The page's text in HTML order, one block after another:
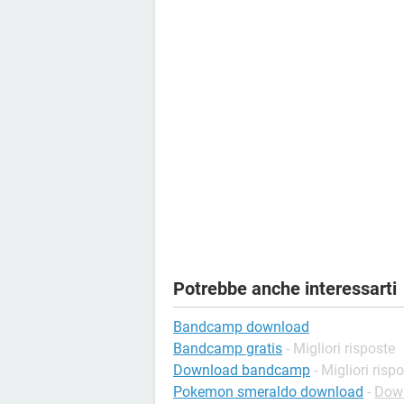
Potrebbe anche interessarti
Bandcamp download
Bandcamp gratis - Migliori risposte
Download bandcamp - Migliori
Pokemon smeraldo download -